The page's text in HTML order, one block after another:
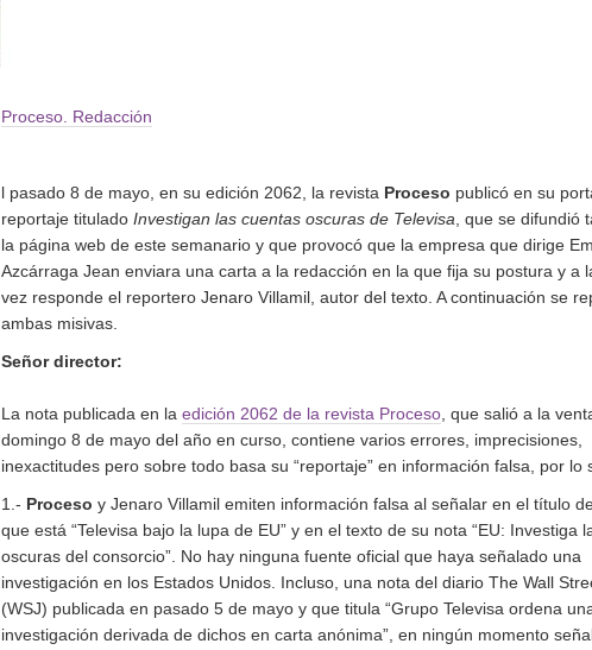
Proceso. Redacción
l pasado 8 de mayo, en su edición 2062, la revista Proceso publicó en su
reportaje titulado Investigan las cuentas oscuras de Televisa , que se difundió
la página web de este semanario y que provocó que la empresa que dirige
Azcárraga Jean enviara una carta a la redacción en la que fija su postura y a
vez responde el reportero Jenaro Villamil, autor del texto. A continuación se
ambas misivas.
Señor director:
La nota publicada en la edición 2062 de la revista Proceso , que salió a la
domingo 8 de mayo del año en curso, contiene varios errores, imprecisiones,
inexactitudes pero sobre todo basa su “reportaje” en información falsa, por lo
1.- Proceso y Jenaro Villamil emiten información falsa al señalar en el título
que está “Televisa bajo la lupa de EU” y en el texto de su nota “EU: Investiga
oscuras del consorcio”. No hay ninguna fuente oficial que haya señalado una
investigación en los Estados Unidos. Incluso, una nota del diario The Wall
(WSJ) publicada en pasado 5 de mayo y que titula “Grupo Televisa ordena
investigación derivada de dichos en carta anónima”, en ningún momento